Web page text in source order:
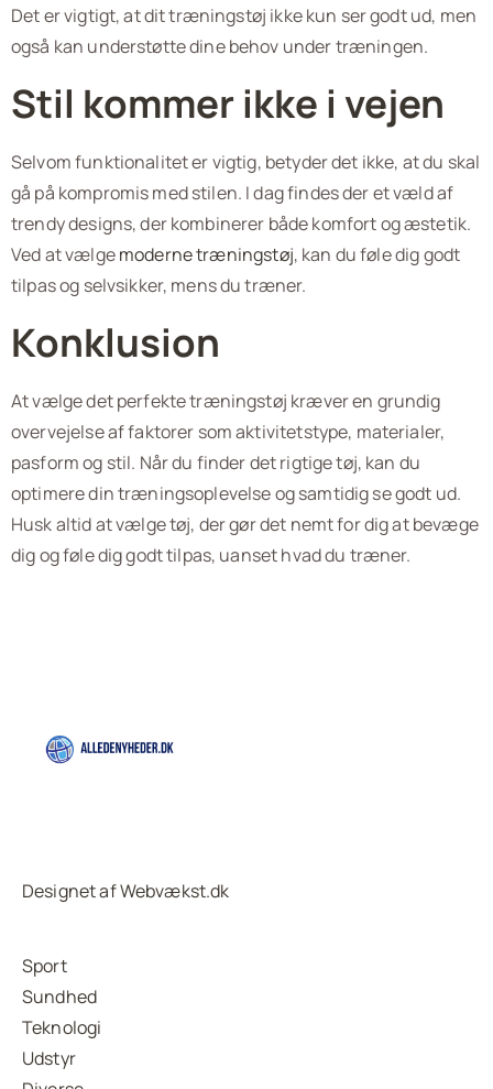
Det er vigtigt, at dit træningstøj ikke kun ser godt ud, men
også kan understøtte dine behov under træningen.
Stil kommer ikke i vejen
Selvom funktionalitet er vigtig, betyder det ikke, at du skal
gå på kompromis med stilen. I dag findes der et væld af
trendy designs, der kombinerer både komfort og æstetik.
Ved at vælgemoderne træningstøj, kan du føle dig godt
tilpas og selvsikker, mens du træner.
Konklusion
At vælge det perfekte træningstøj kræver en grundig
overvejelse af faktorer som aktivitetstype, materialer,
pasform og stil. Når du finder det rigtige tøj, kan du
optimere din træningsoplevelse og samtidig se godt ud.
Husk altid at vælge tøj, der gør det nemt for dig at bevæge
dig og føle dig godt tilpas, uanset hvad du træner.
Designet af Webvækst.dk
Sport
Sundhed
Teknologi
Udstyr